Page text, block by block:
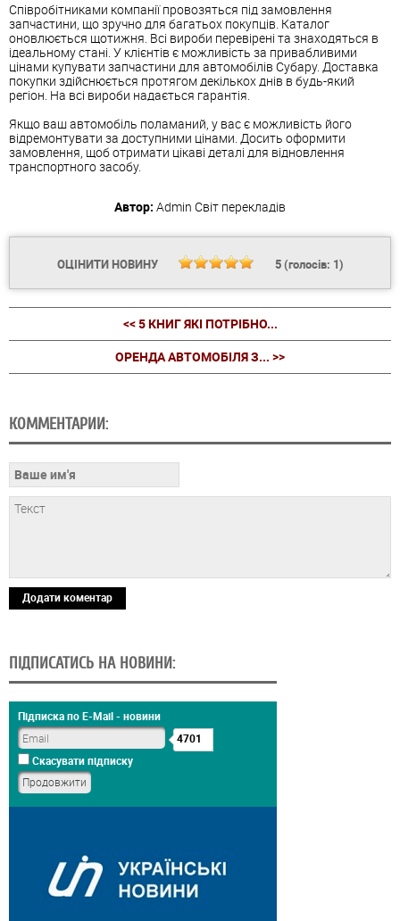
Співробітниками компанії провозяться під замовлення
запчастини, що зручно для багатьох покупців. Каталог
оновлюється щотижня. Всі вироби перевірені та знаходяться в
ідеальному стані. У клієнтів є можливість за привабливими
цінами купувати запчастини для автомобілів Субару. Доставка
покупки здійснюється протягом декількох днів в будь-який
регіон. На всі вироби надається гарантія.
Якщо ваш автомобіль поламаний, у вас є можливість його
відремонтувати за доступними цінами. Досить оформити
замовлення, щоб отримати цікаві деталі для відновлення
транспортного засобу.
Автор: Admin Світ перекладів
ОЦІНИТИ НОВИНУ 5(голосів: 1)
<< 5 КНИГ ЯКІ ПОТРІБНО...
ОРЕНДА АВТОМОБІЛЯ З... >>
КОММЕНТАРИИ:
Додати коментар
ПІДПИСАТИСЬ НА НОВИНИ:
Підписка по E-Mail - новини
4701
Скасувати підписку